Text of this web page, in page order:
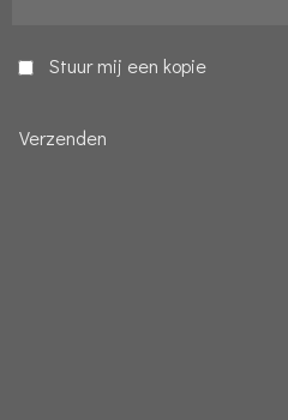
Stuur mij een kopie
Verzenden